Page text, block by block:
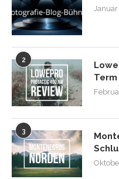
2
3